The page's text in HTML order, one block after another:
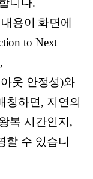
니다.
내용이 화면에
to Next
웃 안정성)와
칭하면, 지연의
복 시간인지,
할 수 있습니